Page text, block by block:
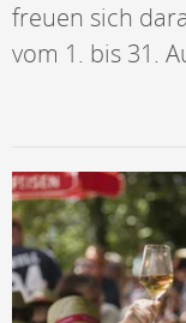
freuen sich
vom 1. bis 31.